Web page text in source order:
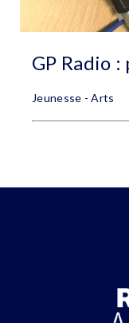
GP Radio
Jeunesse - Arts